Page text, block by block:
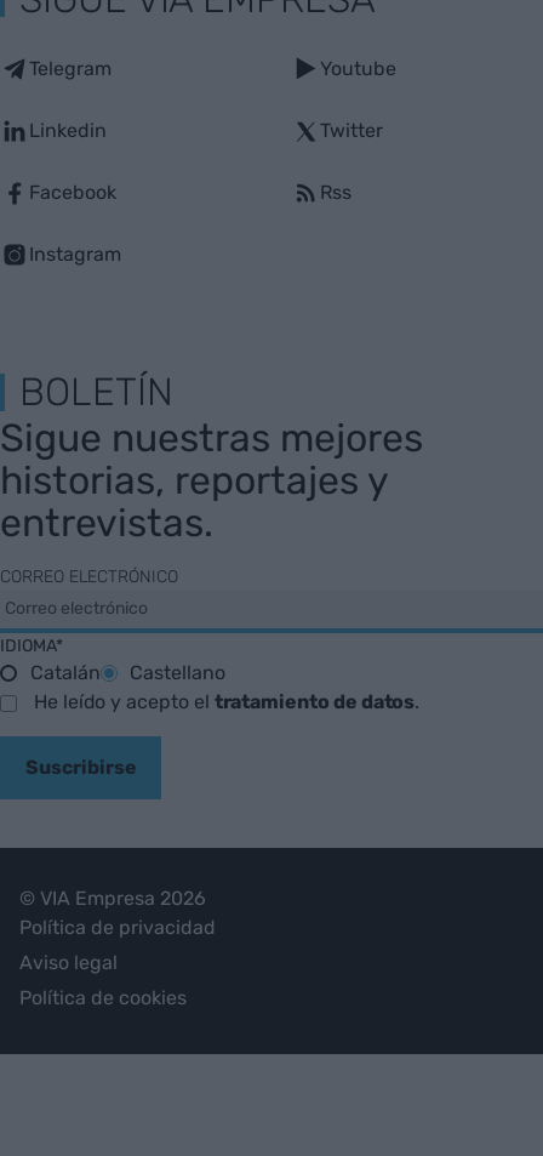
Telegram
Linkedin
Facebook
Instagram
Youtube
Twitter
Rss
BOLETÍN
Sigue nuestras mejores
historias, reportajes y
entrevistas.
CORREO ELECTRÓNICO
IDIOMA*
Catalán
Castellano
He leído y acepto el tratamiento de datos.
Suscribirse
© VIA Empresa 2026
Política de privacidad
Aviso legal
Política de cookies